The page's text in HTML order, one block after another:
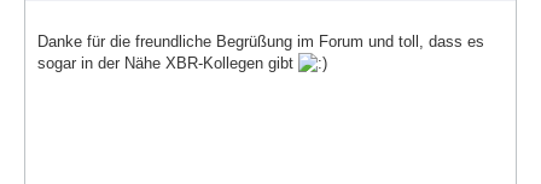
Danke für die freundliche Begrüßung im Forum und toll, dass es
sogar in der Nähe XBR-Kollegen gibt